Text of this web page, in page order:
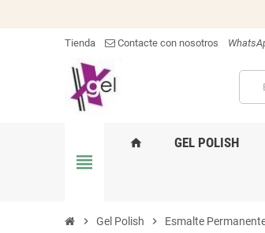
Tienda Contacte con nosotros
view_headline
home GEL POLISH
chevron_right Gel Polish chevron_right Esmalte